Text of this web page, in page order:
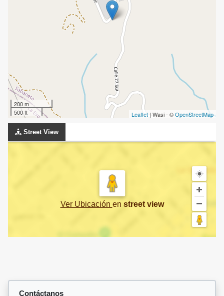
200 m
500 ft
Leaflet | Wasi - ©OpenStreetMap
Street View
Ver Ubicación en street view
Contáctanos